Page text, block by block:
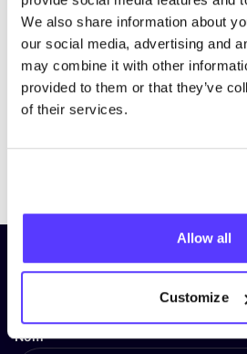
We also share information about
our social media, advertising and
may combine it with other
provided to them or that they’ve
of their services.
Allow all
Customize
Inscrivez-vous à
d’information et
Nom*